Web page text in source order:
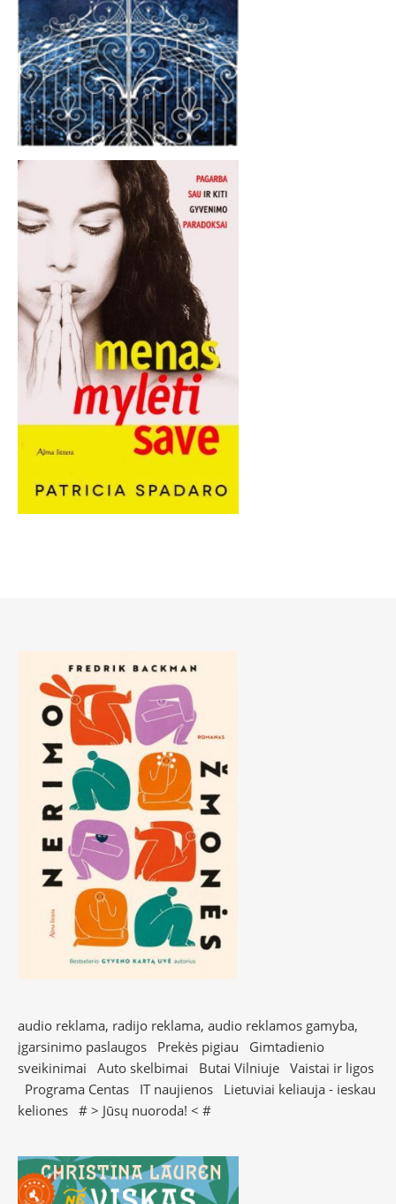
audio reklama, radijo reklama, audio reklamos gamyba,
įgarsinimo paslaugos
Prekės pigiau
Gimtadienio
sveikinimai
Auto skelbimai Butai Vilniuje Vaistai ir ligos
Programa Centas
IT naujienos
Lietuviai keliauja - ieskau
keliones # > Jūsų nuoroda! < #